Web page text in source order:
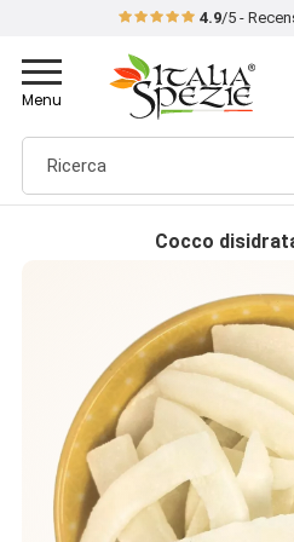
4.9/5 -
Toggle
navigation
Menu
Cocco